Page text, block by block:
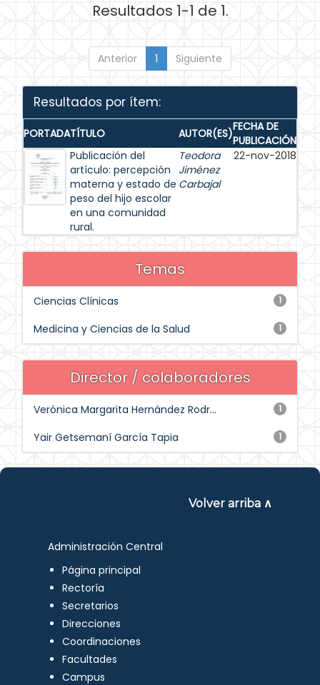
Resultados 1-1 de 1.
Anterior 1 Siguiente
Resultados por ítem:
PORTADATÍTULO AUTOR(ES)FECHA DE
PUBLICACIÓN
Publicación del
artículo: percepción
materna y estado de
peso del hijo escolar
en una comunidad
rural.
Teodora
Jiménez
Carbajal
22-nov-2018
Temas
1
Ciencias Clínicas
1
Medicina y Ciencias de la Salud
Director / colaboradores
1
Verónica Margarita Hernández Rodr...
1
Yair Getsemaní García Tapia
Volver arriba ∧
Administración Central
Página principal
Rectoría
Secretarios
Direcciones
Coordinaciones
Facultades
Campus